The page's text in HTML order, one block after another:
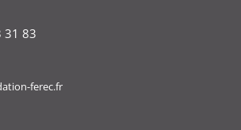
31 83
ferec.fr